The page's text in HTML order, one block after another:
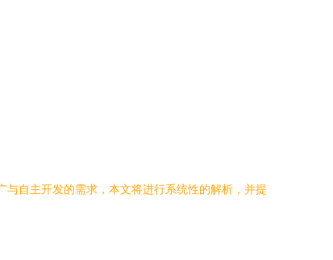
自主开发的需求，本文将进行系统性的解析，并提